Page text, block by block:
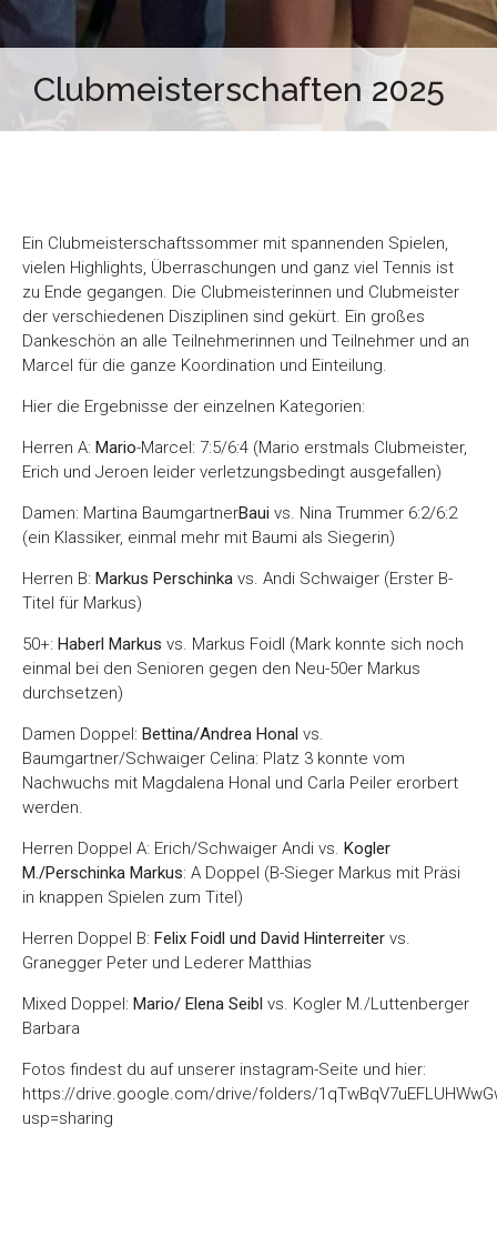
Clubmeisterschaften 2025
Ein Clubmeisterschaftssommer mit spannenden Spielen,
vielen Highlights, Überraschungen und ganz viel Tennis ist
zu Ende gegangen. Die Clubmeisterinnen und Clubmeister
der verschiedenen Disziplinen sind gekürt. Ein großes
Dankeschön an alle Teilnehmerinnen und Teilnehmer und an
Marcel für die ganze Koordination und Einteilung.
Hier die Ergebnisse der einzelnen Kategorien:
Herren A: Mario-Marcel: 7:5/6:4 (Mario erstmals Clubmeister,
Erich und Jeroen leider verletzungsbedingt ausgefallen)
Damen: Martina BaumgartnerBaui vs. Nina Trummer 6:2/6:2
(ein Klassiker, einmal mehr mit Baumi als Siegerin)
Herren B: Markus Perschinka vs. Andi Schwaiger (Erster B-
Titel für Markus)
50+: Haberl Markus vs. Markus Foidl (Mark konnte sich noch
einmal bei den Senioren gegen den Neu-50er Markus
durchsetzen)
Damen Doppel: Bettina/Andrea Honal vs.
Baumgartner/Schwaiger Celina: Platz 3 konnte vom
Nachwuchs mit Magdalena Honal und Carla Peiler erorbert
werden.
Herren Doppel A: Erich/Schwaiger Andi vs. Kogler
M./Perschinka Markus: A Doppel (B-Sieger Markus mit Präsi
in knappen Spielen zum Titel)
Herren Doppel B: Felix Foidl und David Hinterreiter vs.
Granegger Peter und Lederer Matthias
Mixed Doppel: Mario/ Elena Seibl vs. Kogler M./Luttenberger
Barbara
Fotos findest du auf unserer instagram-Seite und hier:
https://drive.google.com/drive/folders/
usp=sharing